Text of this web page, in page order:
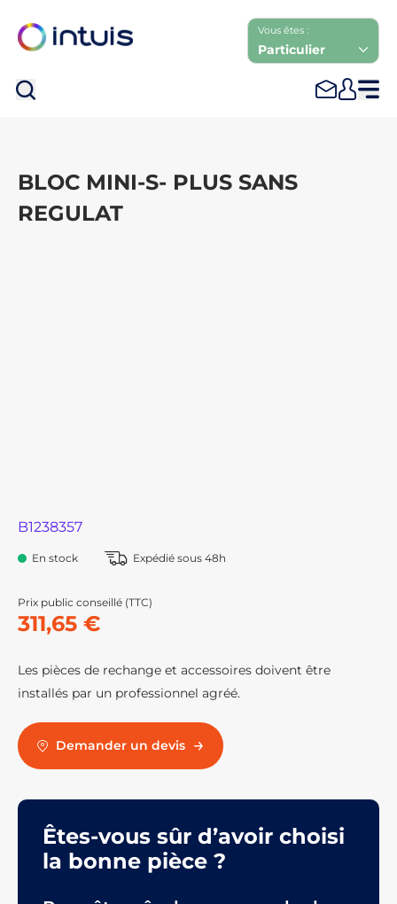
Vous êtes :
Particulier
BLOC MINI-S- PLUS SANS
REGULAT
B1238357
En stock Expédié sous 48h
Prix public conseillé (TTC)
311,65 €
Les pièces de rechange et accessoires doivent être
installés par un professionnel agréé.
Demander un devis
Êtes-vous sûr d’avoir choisi
la bonne pièce ?